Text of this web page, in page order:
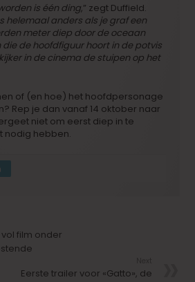
is één ding,” zegt Duffield.
helemaal anders als je graf een
meter diep door de oceaan
die de hoofdfiguur hoort in de potvis
in de cinema de stuipen op het
of (en hoe) het hoofdpersonage
Rep je dan vanaf 14 oktober naar
niet om eerst diep in te
nodig hebben.
film onder
Eerste trailer voor «Gatto», de